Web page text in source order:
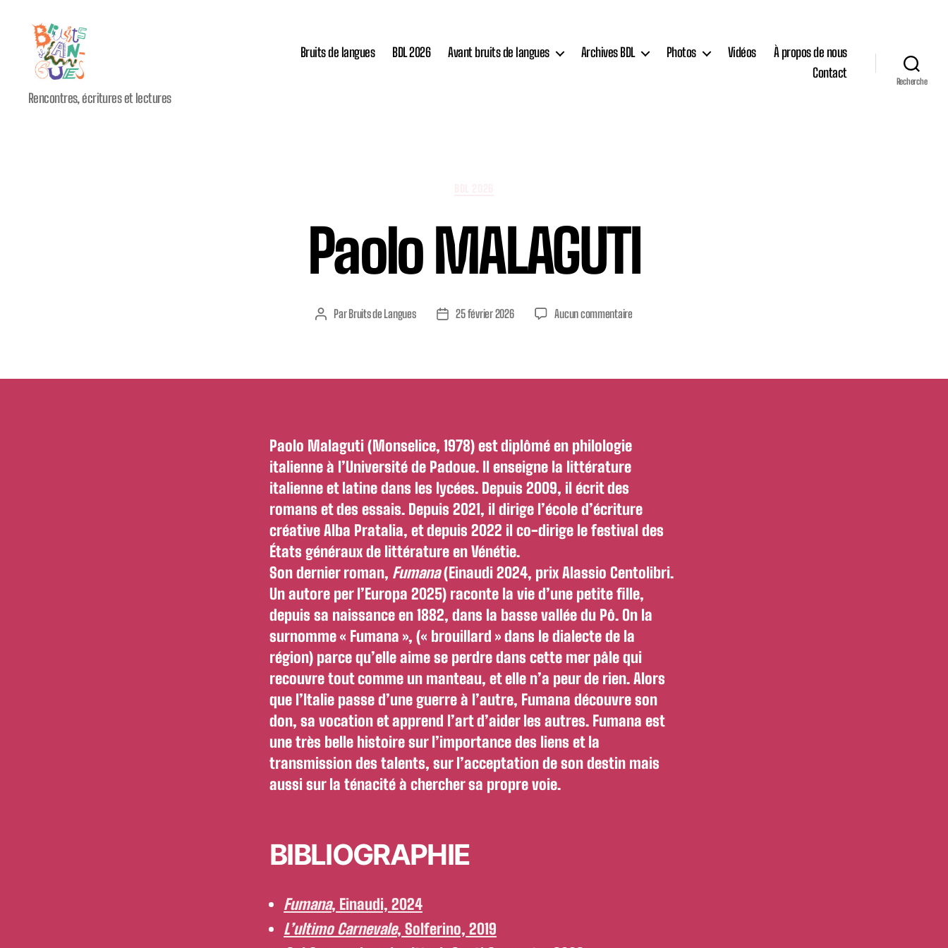
Festival
international
Rencontres, écritures et lectures
Bruits de langues BDL 2026 Avant bruits de langues Archives BDL Photos Vidéos
À propos de nous
Contact
Recherche
Paolo MALAGUTI
Auteur
ParBruits de Langues
Date25 février 2026 Aucun commentairesur
Paolo Malaguti (Monselice, 1978) est diplômé en philologie
italienne à l’Université de Padoue. Il enseigne la littérature
italienne et latine dans les lycées. Depuis 2009, il écrit des
romans et des essais. Depuis 2021, il dirige l’école d’écriture
créative Alba Pratalia, et depuis 2022 il co-dirige le festival des
États généraux de littérature en Vénétie.
Son dernier roman, Fumana(Einaudi 2024, prix Alassio Centolibri.
Un autore per l’Europa 2025) raconte la vie d’une petite fille,
depuis sa naissance en 1882, dans la basse vallée du Pô. On la
surnomme « Fumana », (« brouillard » dans le dialecte de la
région) parce qu’elle aime se perdre dans cette mer pâle qui
recouvre tout comme un manteau, et elle n’a peur de rien. Alors
que l’Italie passe d’une guerre à l’autre, Fumana découvre son
don, sa vocation et apprend l’art d’aider les autres. Fumana est
une très belle histoire sur l’importance des liens et la
transmission des talents, sur l’acceptation de son destin mais
aussi sur la ténacité à chercher sa propre voie.
BIBLIOGRAPHIE
Fumana, Einaudi, 2024
L’ultimo Carnevale, Solferino, 2019